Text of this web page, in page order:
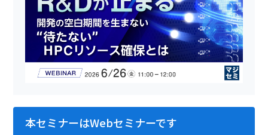
本セミナーはWebセミナーです